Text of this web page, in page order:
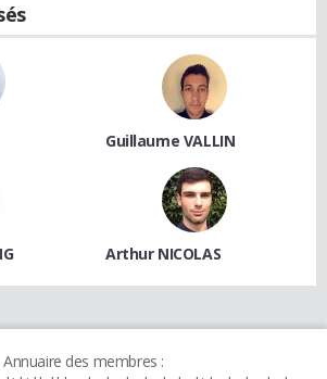
Guillaume VALLIN
Arthur NICOLAS
Annuaire des membres :